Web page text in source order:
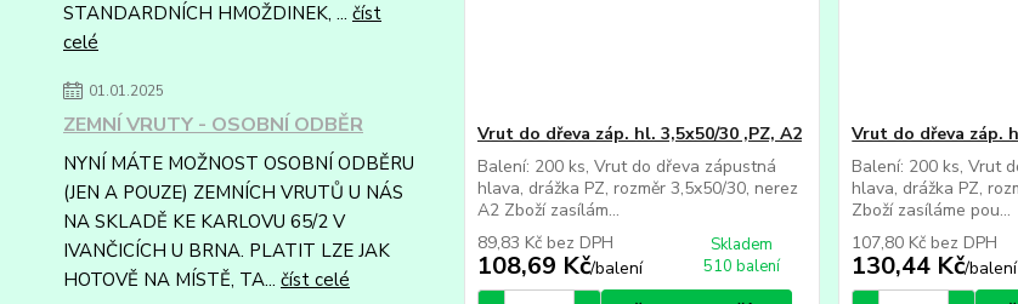
STANDARDNÍCH HMOŽDINEK, ... číst
celé
01.01.2025
ZEMNÍ VRUTY - OSOBNÍ ODBĚR
NYNÍ MÁTE MOŽNOST OSOBNÍ ODBĚRU
(JEN A POUZE) ZEMNÍCH VRUTŮ U NÁS
NA SKLADĚ KE KARLOVU 65/2 V
IVANČICÍCH U BRNA. PLATIT LZE JAK
HOTOVĚ NA MÍSTĚ, TA... číst celé
Vrut do dřeva záp. hl. 3,5x50/30 ,PZ, A2
Balení: 200 ks, Vrut do dřeva zápustná
hlava, drážka PZ, rozměr 3,5x50/30, nerez
A2 Zboží zasílám...
108,69 Kč/balení
89,83 Kč bez DPH
Skladem
510 balení
Vrut do dřeva záp.
Balení: 200 ks, Vrut
hlava, drážka PZ,
Zboží zasíláme pou...
130,44 Kč/balení
107,80 Kč bez DPH